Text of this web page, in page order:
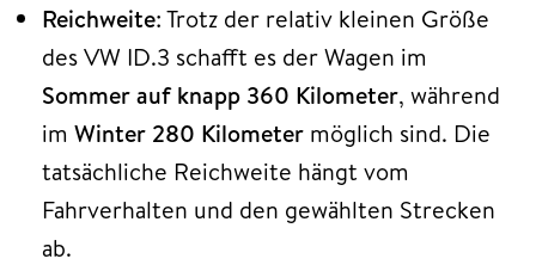
Reichweite: Trotz der relativ kleinen Größe
des VW ID.3 schafft es der Wagen im
Sommer auf knapp 360 Kilometer, während
im Winter 280 Kilometer möglich sind. Die
tatsächliche Reichweite hängt vom
Fahrverhalten und den gewählten Strecken
ab.